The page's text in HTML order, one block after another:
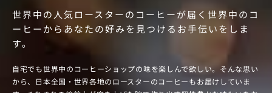
世界中の人気ロースターのコーヒーが届く 世界中のコ
ーヒーからあなたの好みを見つけるお手伝いをしま
す。
自宅でも世界中のコーヒーショップの味を楽しんで欲しい。そんな思い
から、日本全国・世界各地のロースターのコーヒーもお届けしていま